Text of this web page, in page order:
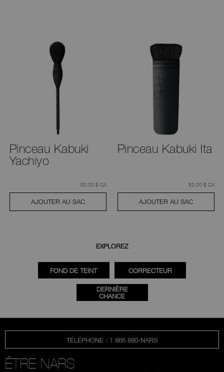
Pinceau Kabuki
Yachiyo
était
52,00 $ CA
AJOUTER AU SAC
Pinceau Kabuki Ita
était
52,00 $ CA
AJOUTER AU SAC
EXPLOREZ
FOND DE TEINT CORRECTEUR
DERNIÈRE
CHANCE
TÉLÉPHONE : 1 866 880-NARS
ÊTRE NARS